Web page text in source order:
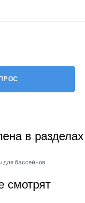
в разделах
для бассейнов
смотрят